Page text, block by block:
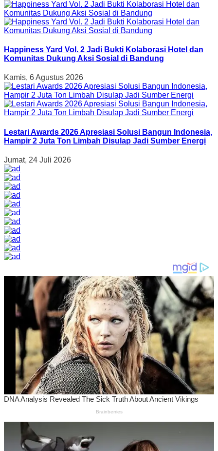
Happiness Yard Vol. 2 Jadi Bukti Kolaborasi Hotel dan
Komunitas Dukung Aksi Sosial di Bandung
Kamis, 6 Agustus 2026
Lestari Awards 2026 Apresiasi Solusi Bangun Indonesia,
Hampir 2 Juta Ton Limbah Disulap Jadi Sumber Energi
Jumat, 24 Juli 2026